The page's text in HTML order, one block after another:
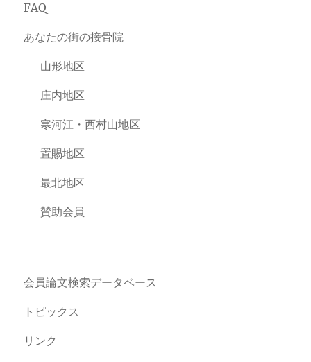
FAQ
あなたの街の接骨院
山形地区
庄内地区
寒河江・西村山地区
置賜地区
最北地区
賛助会員
会員論文検索データベース
トピックス
リンク